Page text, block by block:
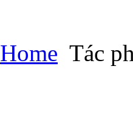
Home Tác